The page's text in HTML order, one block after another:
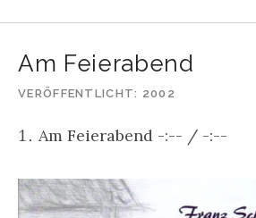
Am Feierabend
VERÖFFENTLICHT 2002
Am Feierabend -:-- / -:--